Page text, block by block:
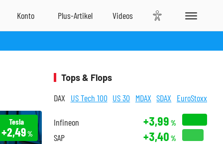
Tesla
+2,49%
Tops & Flops
DAX US Tech 100 US 30 MDAX SDAX EuroStoxx
Infineon +3,99 %
SAP +3,40 %